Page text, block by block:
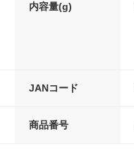
内容量(g)
JANコード
商品番号